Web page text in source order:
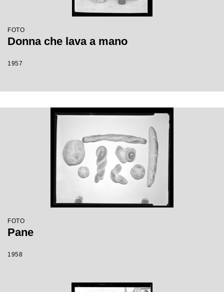
FOTO
Donna che lava a mano
1957
FOTO
Pane
1958